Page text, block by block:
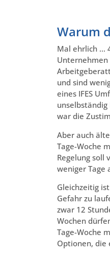
Warum
Mal ehrlich …
Unternehmen
und sind
eines IFES
war die
Aber auch
Tage-Woche
Regelung soll
weniger Tage
Gleichzeitig
Gefahr zu
zwar 12
Wochen
Tage-Woche
Optionen, die